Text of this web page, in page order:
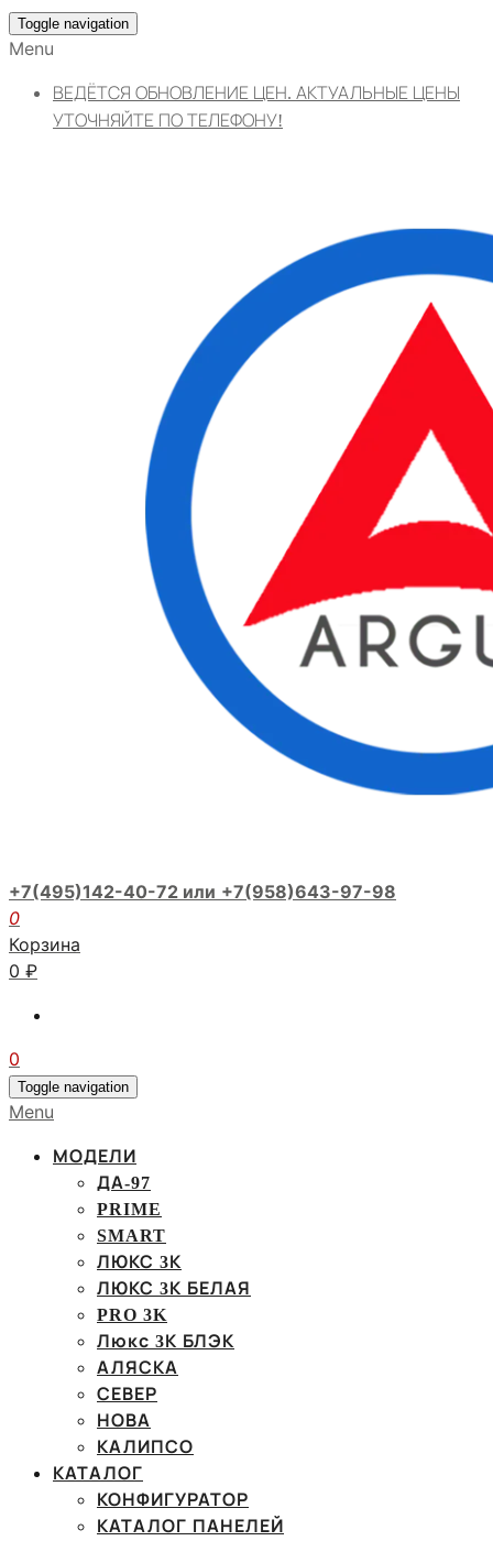
Toggle navigation
Menu
ВЕДЁТСЯ ОБНОВЛЕНИЕ ЦЕН. АКТУАЛЬНЫЕ ЦЕНЫ
УТОЧНЯЙТЕ ПО ТЕЛЕФОНУ!
+7(495)142-40-72 или +7(958)643-97-98
0
Корзина
0 ₽
0
Toggle navigation
Menu
МОДЕЛИ
ДА-97
PRIME
SMART
ЛЮКС 3К
ЛЮКС 3К БЕЛАЯ
PRO 3K
Люкс 3К БЛЭК
АЛЯСКА
СЕВЕР
НОВА
КАЛИПСО
КАТАЛОГ
КОНФИГУРАТОР
КАТАЛОГ ПАНЕЛЕЙ